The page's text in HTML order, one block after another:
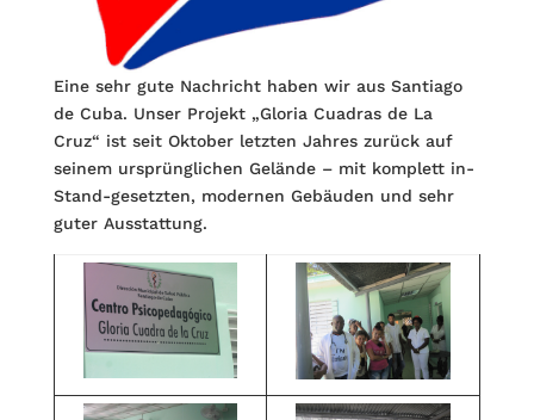
Eine sehr gute Nachricht haben wir aus Santiago
de Cuba. Unser Projekt „Gloria Cuadras de La
Cruz“ ist seit Oktober letzten Jahres zurück auf
seinem ursprünglichen Gelände – mit komplett in-
Stand-gesetzten, modernen Gebäuden und sehr
guter Ausstattung.